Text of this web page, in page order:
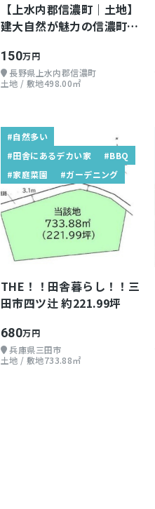
【上水内郡信濃町｜土地】
建大自然が魅力の信濃町に
150万円
長野県上水内郡信濃町
土地 / 敷地498.00㎡
#自然多い
#田舎にあるデカい家
#BBQ
#家庭菜園
#ガーデニング
THE！！田舎暮らし！！三
田市四ツ辻 約221.99坪
680万円
兵庫県三田市
土地 / 敷地733.88㎡